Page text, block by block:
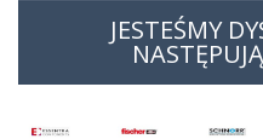
JESTEŚMY